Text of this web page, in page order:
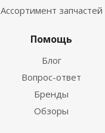
Ассортимент запчастей
Помощь
Блог
Вопрос-ответ
Бренды
Обзоры